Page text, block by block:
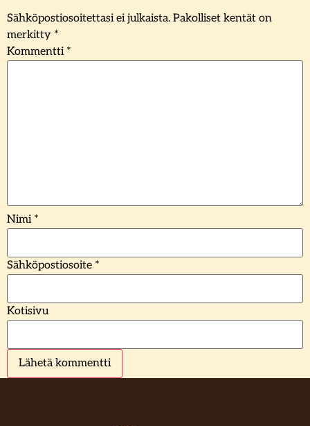
Sähköpostiosoitettasi ei julkaista. Pakolliset kentät on
merkitty *
Kommentti *
Nimi *
Sähköpostiosoite *
Kotisivu